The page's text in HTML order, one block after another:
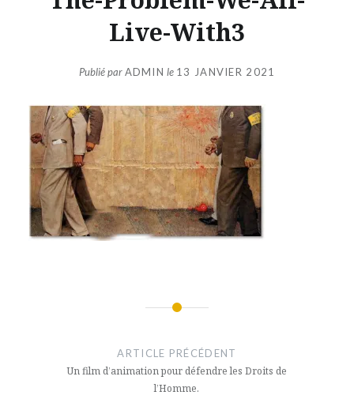
Live-With3
Publié parADMIN le 13 JANVIER 2021
l’article
ARTICLE PRÉCÉDENT
Un film d’animation pour défendre les Droits de
l’Homme.